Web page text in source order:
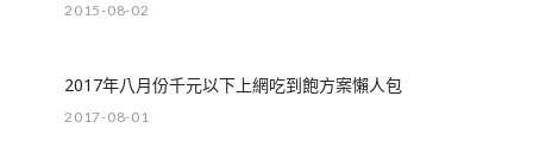
2015-08-02
2017年八月份千元以下上網吃到飽方案懶人包
2017-08-01